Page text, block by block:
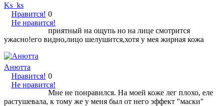
Ks_ks
Нравится!
Не нравится!
0
приятный на ощупь но на лице смотрится
ужасно!его видно,лицо шелушится,хотя у мея жирная кожа
Анютта
Нравится!
Не нравится!
0
Мне не понравился. На моей коже лег плохо, еле
растушевала, к тому же у меня был от него эффект "маски"